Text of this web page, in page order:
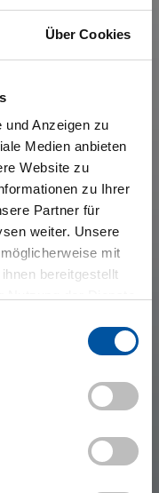
Über Cookies
und Anzeigen zu
Medien anbieten
Website zu
zu Ihrer
Partner für
weiter. Unsere
mit
bereitgestellt